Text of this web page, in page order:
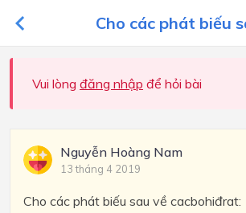
Cho các phát biếu
Vui lòng đăng nhập để hỏi bài
Nguyễn Hoàng Nam
13 tháng 4 2019
Cho các phát biếu sau về cacbohiđrat: